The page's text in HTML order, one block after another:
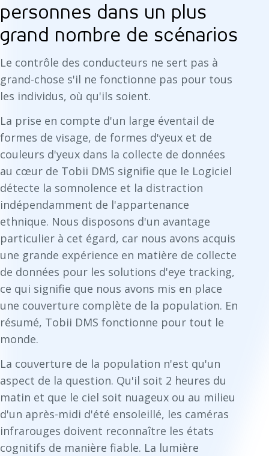
personnes dans un plus
grand nombre de scénarios
Le contrôle des conducteurs ne sert pas à
grand-chose s'il ne fonctionne pas pour tous
les individus, où qu'ils soient.
La prise en compte d'un large éventail de
formes de visage, de formes d'yeux et de
couleurs d'yeux dans la collecte de données
au cœur de Tobii DMS signifie que le Logiciel
détecte la somnolence et la distraction
indépendamment de l'appartenance
ethnique. Nous disposons d'un avantage
particulier à cet égard, car nous avons acquis
une grande expérience en matière de collecte
de données pour les solutions d'eye tracking,
ce qui signifie que nous avons mis en place
une couverture complète de la population. En
résumé, Tobii DMS fonctionne pour tout le
monde.
La couverture de la population n'est qu'un
aspect de la question. Qu'il soit 2 heures du
matin et que le ciel soit nuageux ou au milieu
d'un après-midi d'été ensoleillé, les caméras
infrarouges doivent reconnaître les états
cognitifs de manière fiable. La lumière